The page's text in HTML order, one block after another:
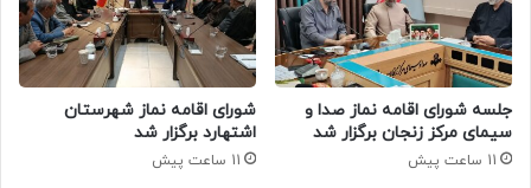
جلسه شورای اقامه نماز صدا و
سیمای مرکز زنجان برگزار شد
11 ساعت پیش
شورای اقامه نماز شهرستان
اشتهارد برگزار شد
11 ساعت پیش